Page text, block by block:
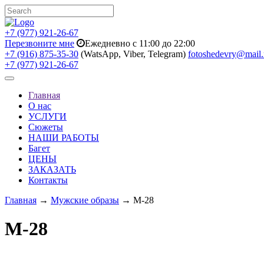
+7 (977) 921-26-67
Перезвоните мне
Ежедневно с 11:00 до 22:00
+7 (916) 875-35-30 (WatsApp, Viber, Telegram)
+7 (977) 921-26-67
Toggle
navigationГлавная
О нас
УСЛУГИ
Сюжеты
НАШИ РАБОТЫ
Багет
ЦЕНЫ
ЗАКАЗАТЬ
Контакты
Главная → Мужские образы → M-28
M-28